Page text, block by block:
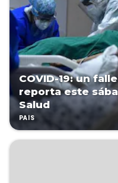
COVID-19: un
reporta este
Salud
PAÍS